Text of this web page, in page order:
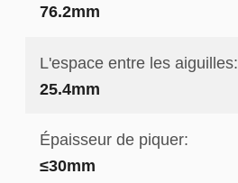
76.2mm
L'espace entre les aiguilles:
25.4mm
Épaisseur de piquer:
≤30mm